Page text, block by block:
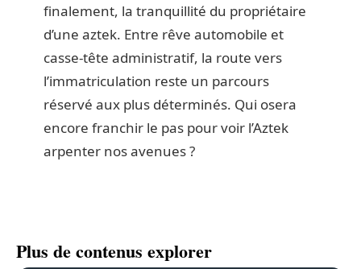
finalement, la tranquillité du propriétaire
d’une aztek. Entre rêve automobile et
casse-tête administratif, la route vers
l’immatriculation reste un parcours
réservé aux plus déterminés. Qui osera
encore franchir le pas pour voir l’Aztek
arpenter nos avenues ?
Plus de contenus explorer